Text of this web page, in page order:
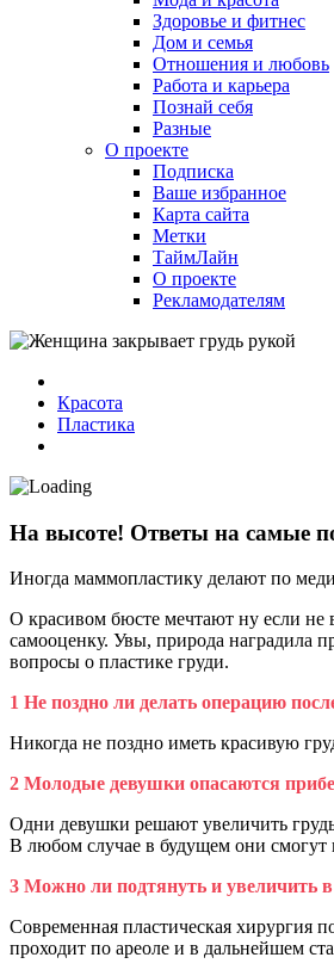
Здоровье и фитнес
Дом и семья
Отношения и любовь
Работа и карьера
Познай себя
Разные
О проекте
Подписка
Ваше избранное
Карта сайта
Метки
ТаймЛайн
О проекте
Рекламодателям
Красота
Пластика
На высоте! Ответы на самые
Иногда маммопластику делают по
О красивом бюсте мечтают ну если не
самооценку. Увы, природа наградила
вопросы о пластике груди.
1 Не поздно ли делать операцию
Никогда не поздно иметь красивую
2 Молодые девушки опасаются
Одни девушки решают увеличить
В любом случае в будущем они смогут
3 Можно ли подтянуть и увеличить
Современная пластическая хирургия
проходит по ареоле и в дальнейшем